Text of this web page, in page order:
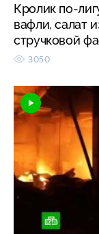
Кролик по-
вафли, салат
стручковой
3050